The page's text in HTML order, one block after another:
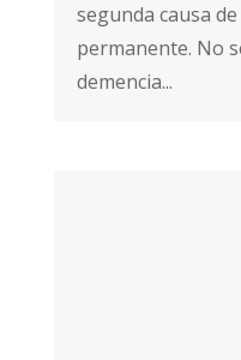
segunda causa
permanente. No
demencia...